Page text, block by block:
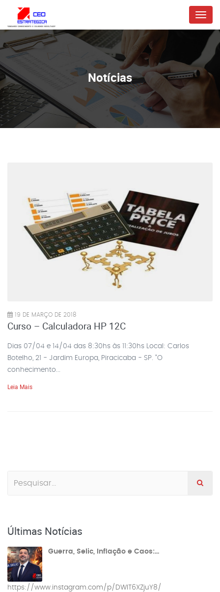
Menu
Notícias
19 DE MARÇO DE 2018
Curso – Calculadora HP 12C
Dias 07/04 e 14/04 das 8:30hs às 11:30hs Local: Carlos
Botelho, 21 - Jardim Europa, Piracicaba - SP. "O
conhecimento...
Leia Mais
Últimas Notícias
Guerra, Selic, Inflação e Caos:...
https://www.instagram.com/p/DWIT6XZjuY8/